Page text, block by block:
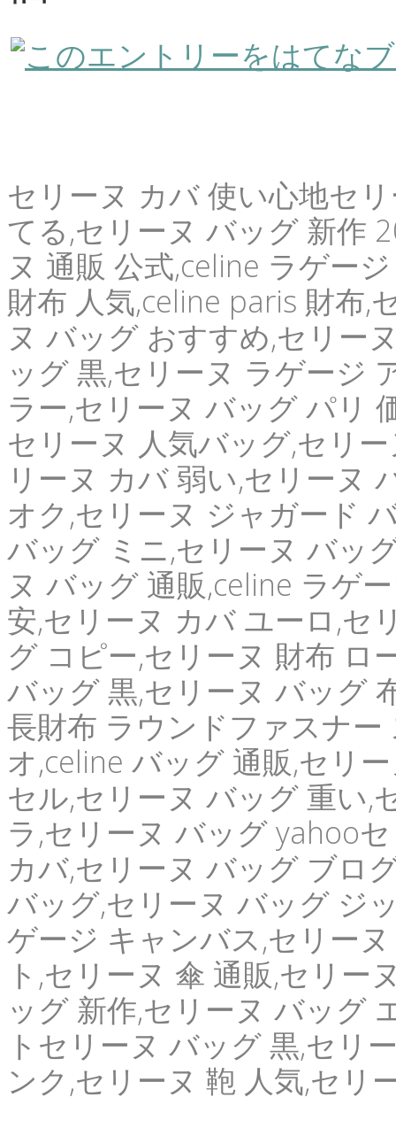
セリーヌ カバ 使い心地セ
てる,セリーヌ バッグ 新作
ヌ 通販 公式,celine ラゲー
財布 人気,celine paris 財布,
ヌ バッグ おすすめ,セリー
ッグ 黒,セリーヌ ラゲージ
ラー,セリーヌ バッグ パリ
セリーヌ 人気バッグ,セリ
リーヌ カバ 弱い,セリーヌ
オク,セリーヌ ジャガード
バッグ ミニ,セリーヌ バッ
ヌ バッグ 通販,celine ラゲ
安,セリーヌ カバ ユーロ,セ
グ コピー,セリーヌ 財布 ロ
バッグ 黒,セリーヌ バッグ
長財布 ラウンドファスナ
オ,celine バッグ 通販,セリ
セル,セリーヌ バッグ 重い,
ラ,セリーヌ バッグ yahoo
カバ,セリーヌ バッグ ブロ
バッグ,セリーヌ バッグ ジ
ゲージ キャンバス,セリー
ト,セリーヌ 傘 通販,セリー
ッグ 新作,セリーヌ バッグ
トセリーヌ バッグ 黒,セリ
ンク,セリーヌ 鞄 人気,セリ